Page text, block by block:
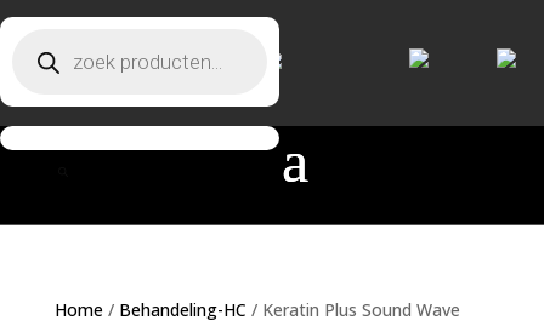
Producten zoeken
Home/ Behandeling-HC / Keratin Plus Sound Wave